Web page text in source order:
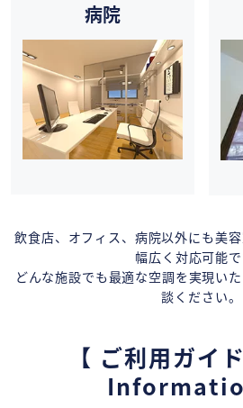
病院
飲食店、オフィス、病院以外にも美
幅広く対応可能で
どんな施設でも最適な空調を実現い
談ください。
【 ご利用ガ